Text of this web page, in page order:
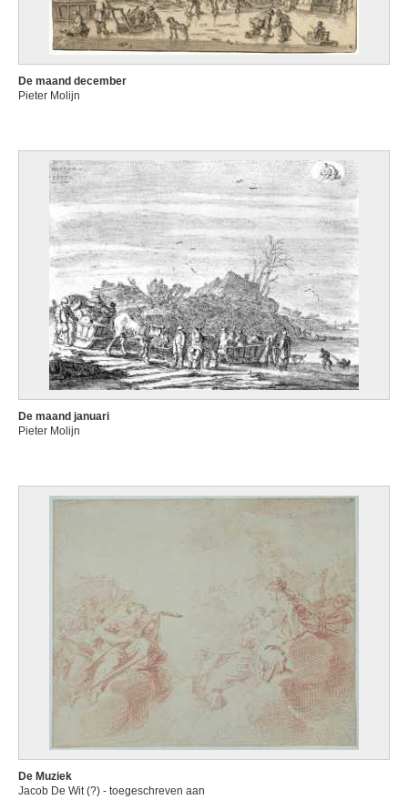
De maand december
Pieter Molijn
De maand januari
Pieter Molijn
De Muziek
Jacob De Wit (?) - toegeschreven aan